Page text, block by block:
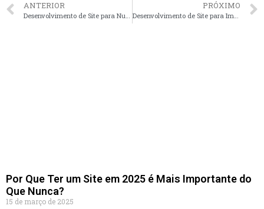
ANTERIOR
Desenvolvimento de Site para Nutricionistas em Natal – RN faça seu orçamento
PRÓXIMO
Desenvolvimento de Site para Imobiliárias em São Paulo – SP faça seu orçamento
Por Que Ter um Site em 2025 é Mais Importante do
Que Nunca?
15 de março de 2025